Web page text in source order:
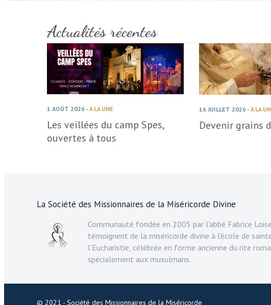
Actualités récentes
1 AOÛT 2026 - À LA UNE
Les veillées du camp Spes,
ouvertes à tous
16 JUILLET 2026 - À LA
Devenir grains
La Société des Missionnaires de la Miséricorde Divine
Communauté fondée en 2005 par l'abbé Fabrice
témoignent de la miséricorde divine à l'école de
l'Eucharistie, célébrée en forme ancienne du rite
spécialement aux musulmans.
© 2021 - Société des Missionnaires de la Miséricorde